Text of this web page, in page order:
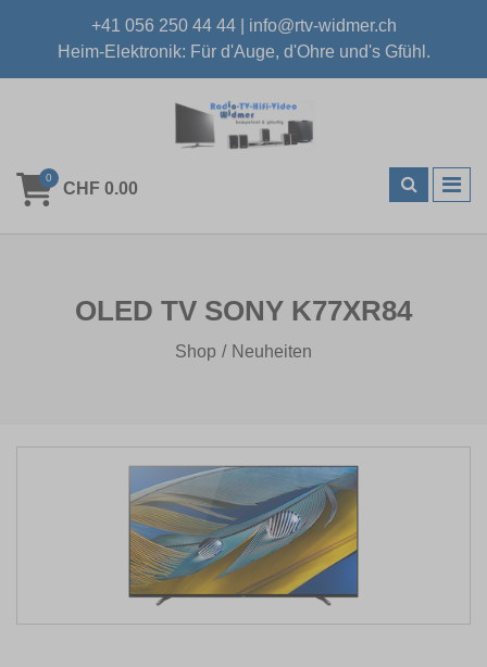
+41 056 250 44 44| info@rtv-widmer.ch
Heim-Elektronik: Für d'Auge, d'Ohre und's Gfühl.
0
CHF 0.00
OLED TV SONY K77XR84
Shop Neuheiten